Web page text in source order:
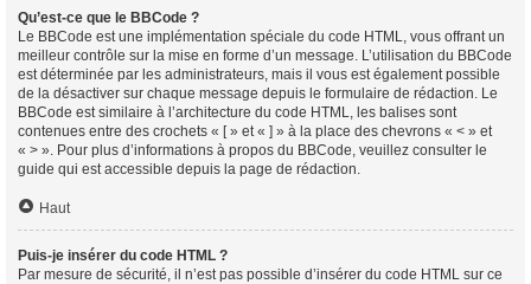
Qu’est-ce que le BBCode ?
Le BBCode est une implémentation spéciale du code HTML, vous offrant un
meilleur contrôle sur la mise en forme d’un message. L’utilisation du BBCode
est déterminée par les administrateurs, mais il vous est également possible
de la désactiver sur chaque message depuis le formulaire de rédaction. Le
BBCode est similaire à l’architecture du code HTML, les balises sont
contenues entre des crochets « [ » et « ] » à la place des chevrons « < » et
« > ». Pour plus d’informations à propos du BBCode, veuillez consulter le
guide qui est accessible depuis la page de rédaction.
Haut
Puis-je insérer du code HTML ?
Par mesure de sécurité, il n’est pas possible d’insérer du code HTML sur ce